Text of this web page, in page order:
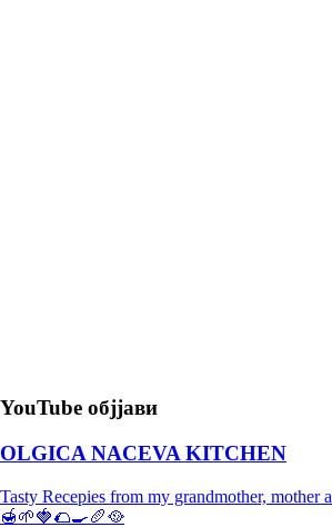
YouTube објјави
OLGICA NACEVA KITCHEN
Tasty Recepies from my grandmother, mother
🍯🌱🍓🌮🍳🥖🥘